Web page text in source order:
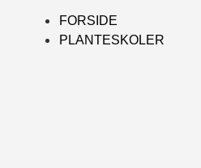
FORSIDE
PLANTESKOLER